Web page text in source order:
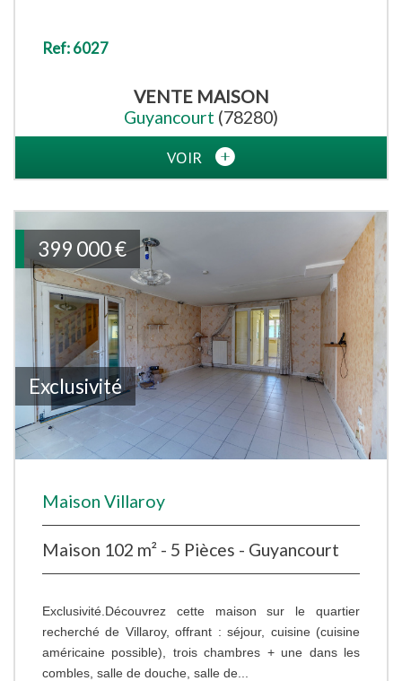
Ref: 6027
VENTE MAISON
Guyancourt (78280)
VOIR
Exclusivité
399 000€
Maison Villaroy
Maison 102 m² - 5 Pièces - Guyancourt
Exclusivité.Découvrez cette maison sur le quartier
recherché de Villaroy, offrant : séjour, cuisine (cuisine
américaine possible), trois chambres + une dans les
combles, salle de douche, salle de...